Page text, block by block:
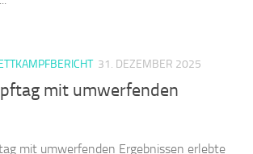
31. DEZEMBER 2025
mit umwerfenden
mit umwerfenden Ergebnissen erlebte